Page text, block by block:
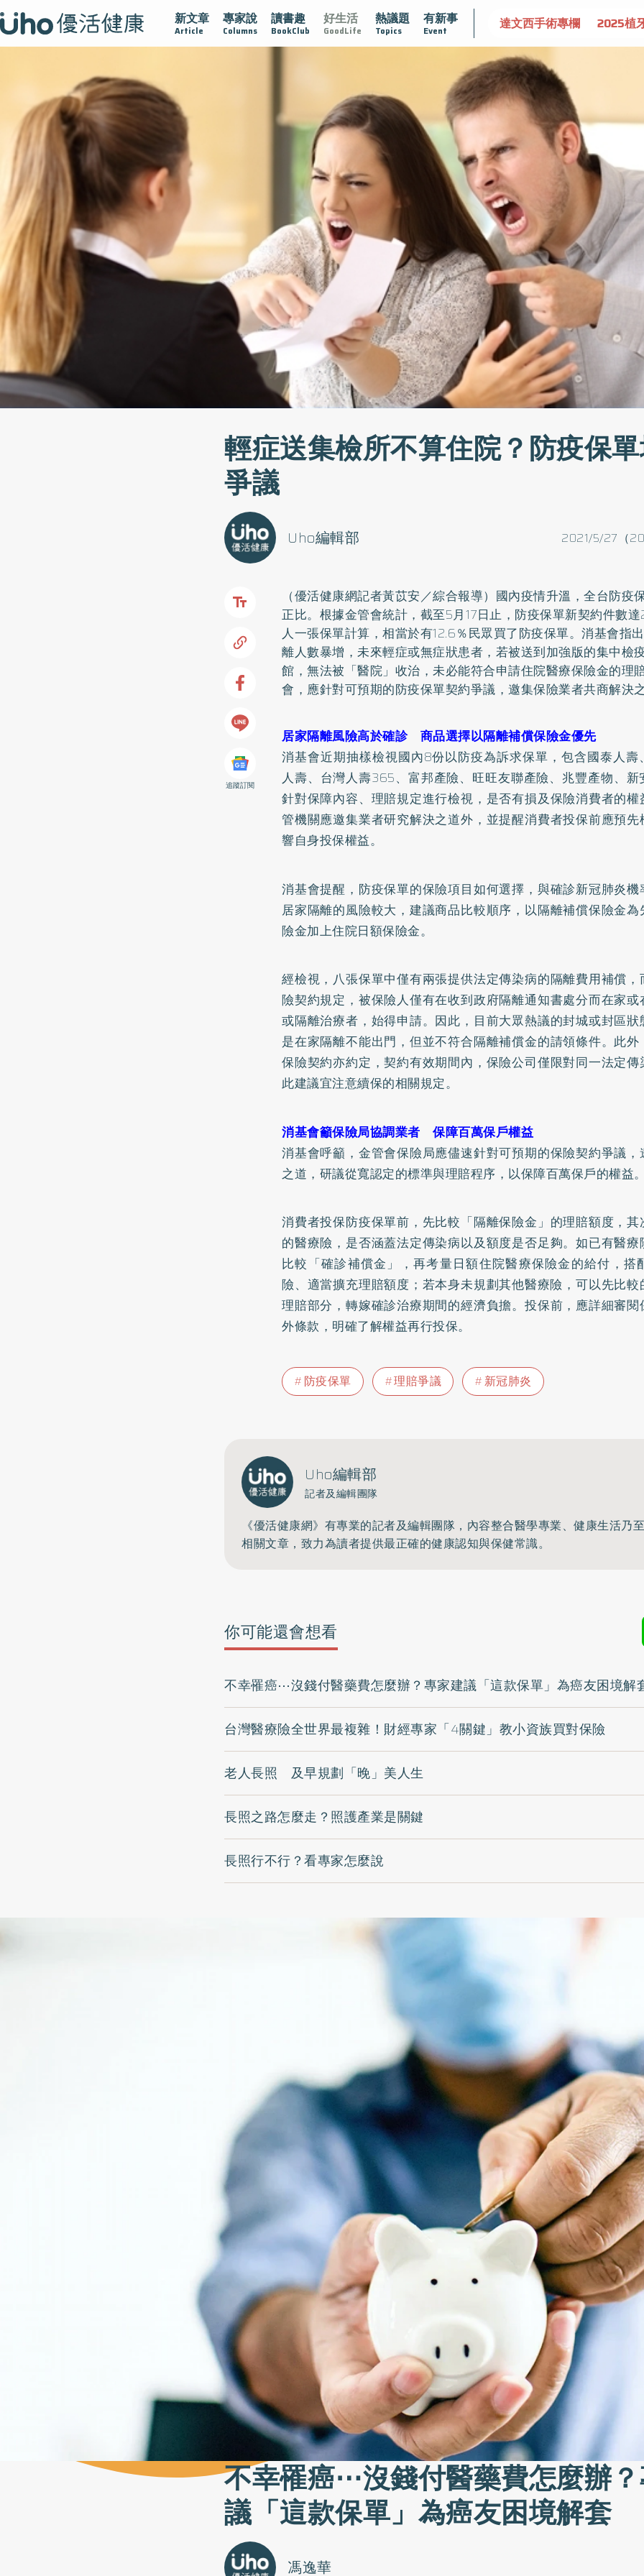
新文章
Article
專家說
Columns
讀書趣
BookClub
好生活
GoodLife
熱議題
Topics
有新事
Event
黏 守護腺在 疫情保衛戰 再生醫學 愛的未來視 認識攝護腺肥大 守護骨骼健康 達文西手術專欄 2025植
輕症送集檢所不算住院？防疫保
爭議
2021/5/27（
Uho編輯部
追蹤訂閱
（優活健康網記者黃苡安／綜合報導）國內疫情升溫，全台防疫
正比。根據金管會統計，截至5月17日止，防疫保單新契約件數
人一張保單計算，相當於有12.6％民眾買了防疫保單。消基會指
離人數暴增，未來輕症或無症狀患者，若被送到加強版的集中檢
館，無法被「醫院」收治，未必能符合申請住院醫療保險金的理
會，應針對可預期的防疫保單契約爭議，邀集保險業者共商解決
居家隔離風險高於確診 商品選擇以隔離補償保險金優先
消基會近期抽樣檢視國內8份以防疫為訴求保單，包含國泰人壽
人壽、台灣人壽365、富邦產險、旺旺友聯產險、兆豐產物、
針對保障內容、理賠規定進行檢視，是否有損及保險消費者的
管機關應邀集業者研究解決之道外，並提醒消費者投保前應預
響自身投保權益。
消基會提醒，防疫保單的保險項目如何選擇，與確診新冠肺炎
居家隔離的風險較大，建議商品比較順序，以隔離補償保險金
險金加上住院日額保險金。
經檢視，八張保單中僅有兩張提供法定傳染病的隔離費用補償
險契約規定，被保險人僅有在收到政府隔離通知書處分而在家
或隔離治療者，始得申請。因此，目前大眾熱議的封城或封區
是在家隔離不能出門，但並不符合隔離補償金的請領條件。此
保險契約亦約定，契約有效期間內，保險公司僅限對同一法定
此建議宜注意續保的相關規定。
消基會籲保險局協調業者 保障百萬保戶權益
消基會呼籲，金管會保險局應儘速針對可預期的保險契約爭議
之道，研議從寬認定的標準與理賠程序，以保障百萬保戶的權益
消費者投保防疫保單前，先比較「隔離保險金」的理賠額度，
的醫療險，是否涵蓋法定傳染病以及額度是否足夠。如已有醫
比較「確診補償金」，再考量日額住院醫療保險金的給付，搭
險、適當擴充理賠額度；若本身未規劃其他醫療險，可以先比
理賠部分，轉嫁確診治療期間的經濟負擔。投保前，應詳細審
外條款，明確了解權益再行投保。
防疫保單 理賠爭議 新冠肺炎
Uho編輯部
記者及編輯團隊
《優活健康網》有專業的記者及編輯團隊，內容整合醫學專業、健康生活乃
相關文章，致力為讀者提供最正確的健康認知與保健常識。
你可能還會想看
不幸罹癌⋯沒錢付醫藥費怎麼辦？專家建議「這款保單」為癌友困境解
台灣醫療險全世界最複雜！財經專家「4關鍵」教小資族買對保險
老人長照 及早規劃「晚」美人生
長照之路怎麼走？照護產業是關鍵
長照行不行？看專家怎麼說
不幸罹癌⋯沒錢付醫藥費怎麼辦
議「這款保單」為癌友困境解套
馮逸華